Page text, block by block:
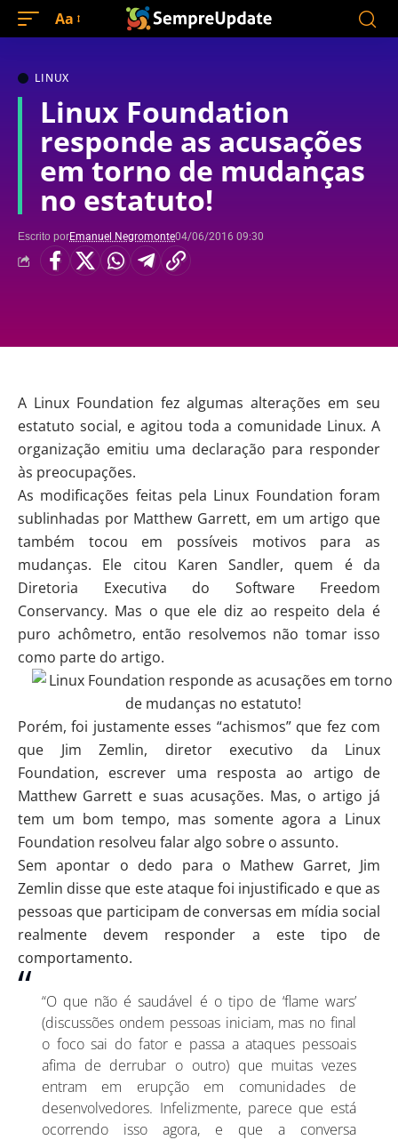
Aa
LINUX
Linux Foundation
responde as acusações
em torno de mudanças
no estatuto!
Escrito porEmanuel Negromonte04/06/2016 09:30
A Linux Foundation fez algumas alterações em seu
estatuto social, e agitou toda a comunidade Linux. A
organização emitiu uma declaração para responder
às preocupações.
As modificações feitas pela Linux Foundation foram
sublinhadas por Matthew Garrett, em um artigo que
também tocou em possíveis motivos para as
mudanças. Ele citou Karen Sandler, quem é da
Diretoria Executiva do Software Freedom
Conservancy. Mas o que ele diz ao respeito dela é
puro achômetro, então resolvemos não tomar isso
como parte do artigo.
Porém, foi justamente esses “achismos” que fez com
que Jim Zemlin, diretor executivo da Linux
Foundation, escrever uma resposta ao artigo de
Matthew Garrett e suas acusações. Mas, o artigo já
tem um bom tempo, mas somente agora a Linux
Foundation resolveu falar algo sobre o assunto.
Sem apontar o dedo para o Mathew Garret, Jim
Zemlin disse que este ataque foi injustificado e que as
pessoas que participam de conversas em mídia social
realmente devem responder a este tipo de
comportamento.
“O que não é saudável é o tipo de ‘flame wars’
(discussões ondem pessoas iniciam, mas no final
o foco sai do fator e passa a ataques pessoais
afima de derrubar o outro) que muitas vezes
entram em erupção em comunidades de
desenvolvedores. Infelizmente, parece que está
ocorrendo isso agora, e que a conversa